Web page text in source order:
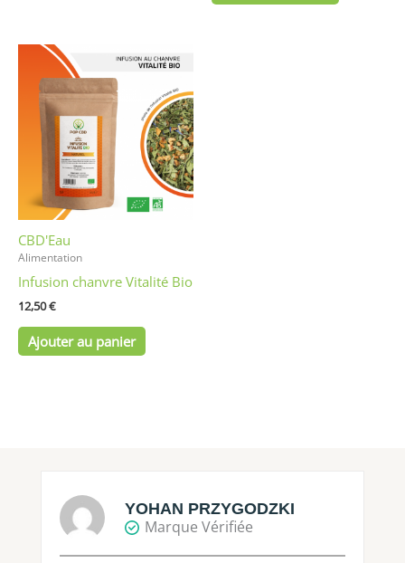
CBD'Eau
Alimentation
Infusion chanvre Vitalité Bio
12,50€
Ajouter au panier
YOHAN PRZYGODZKI
Marque Vérifiée